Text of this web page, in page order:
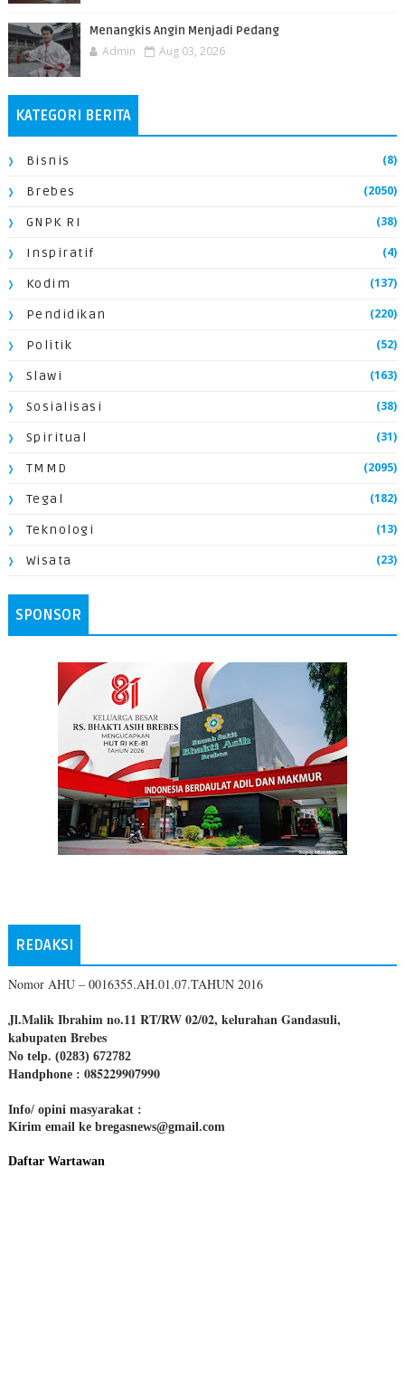
Menangkis Angin Menjadi Pedang
Admin Aug 03, 2026
KATEGORI BERITA
Bisnis (8)
Brebes (2050)
GNPK RI (38)
Inspiratif (4)
Kodim (137)
Pendidikan (220)
Politik (52)
Slawi (163)
Sosialisasi (38)
Spiritual (31)
TMMD (2095)
Tegal (182)
Teknologi (13)
Wisata (23)
SPONSOR
REDAKSI
Nomor AHU – 0016355.AH.01.07.TAHUN 2016
Jl.Malik Ibrahim no.11 RT/RW 02/02, kelurahan Gandasuli,
kabupaten Brebes
No telp. (0283) 672782
Handphone : 085229907990
Info/ opini masyarakat :
Kirim email ke bregasnews@gmail.com
Daftar Wartawan